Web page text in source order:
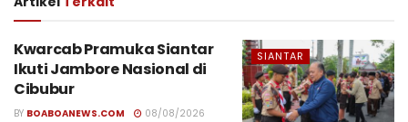
SIANTAR
Kwarcab Pramuka Siantar
Ikuti Jambore Nasional di
Cibubur
BY BOABOANEWS.COM 08/08/2026